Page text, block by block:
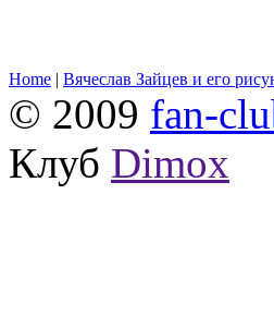
Home | Вячеслав Зайцев и его
© 2009 fan-
Клуб Dimox